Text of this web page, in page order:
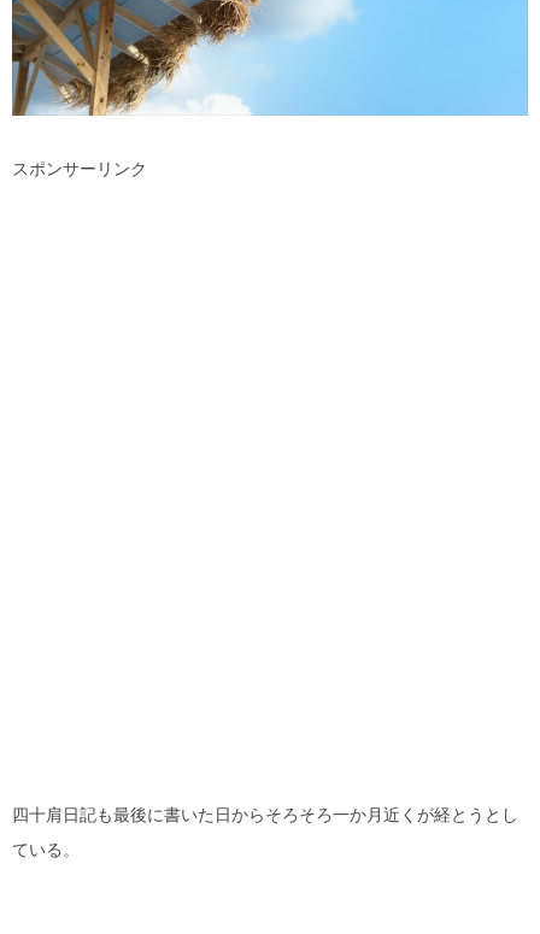
スポンサーリンク
四十肩日記も最後に書いた日からそろそろ一か月近くが経とうとし
ている。